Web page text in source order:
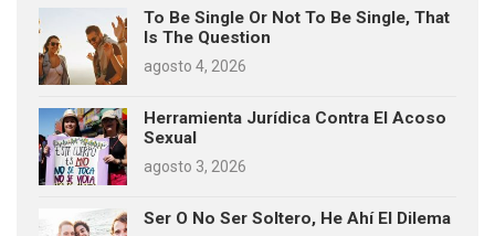
To Be Single Or Not To Be Single, That
Is The Question
agosto 4, 2026
Herramienta Jurídica Contra El Acoso
Sexual
agosto 3, 2026
Ser O No Ser Soltero, He Ahí El Dilema